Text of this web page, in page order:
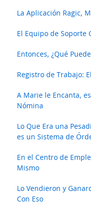
La Aplicación Ragic,
El Equipo de Soporte
Entonces, ¿Qué
Registro de Trabajo:
A Marie le Encanta,
Nómina
Lo Que Era una
es un Sistema de
En el Centro de
Mismo
Lo Vendieron y
Con Eso